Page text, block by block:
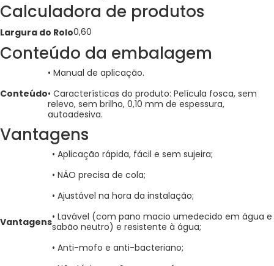
Calculadora de produtos
Largura do Rolo0,60
Conteúdo da embalagem
Conteúdo
• Manual de aplicação.
• Características do produto: Película fosca, sem
relevo, sem brilho, 0,10 mm de espessura,
autoadesiva.
Vantagens
Vantagens
• Aplicação rápida, fácil e sem sujeira;
• NÃO precisa de cola;
• Ajustável na hora da instalação;
• Lavável (com pano macio umedecido em água e
sabão neutro) e resistente à água;
• Anti-mofo e anti-bacteriano;